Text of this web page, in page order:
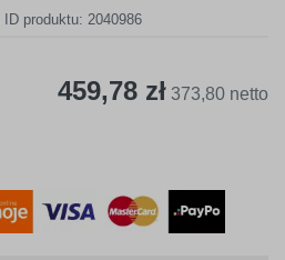
ID produktu: 2040986
459,78 zł 373,80 netto